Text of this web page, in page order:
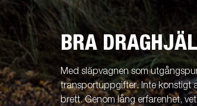
BRA
Med släpvagnen som
transportuppgifter. Inte konstigt
brett. Genom lång erfarenhet,